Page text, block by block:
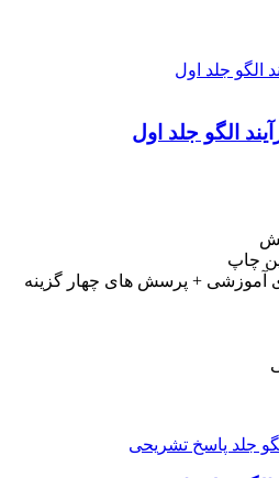
الگو جلد اول
چاپ
آموزشی + پرسش های چهار گزینه